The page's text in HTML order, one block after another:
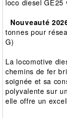
loco diesel
Nouveauté
tonnes pour
G)
La locomotive
chemins de fer
soignée et sa
polyvalente sur
elle offre un